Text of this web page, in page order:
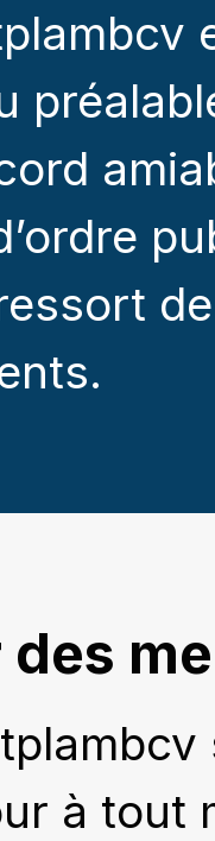
de
des
à tout